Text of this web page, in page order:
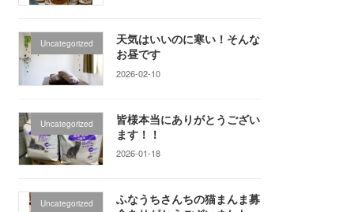
Uncategorized
天気はいいのに寒い！そんな
お昼です
2026-02-10
Uncategorized
皆様本当にありがとうござい
ます！！
2026-01-18
Uncategorized
ふなうちさんちの猫まんま募